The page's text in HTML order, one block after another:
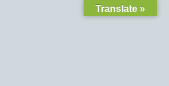
Translate »